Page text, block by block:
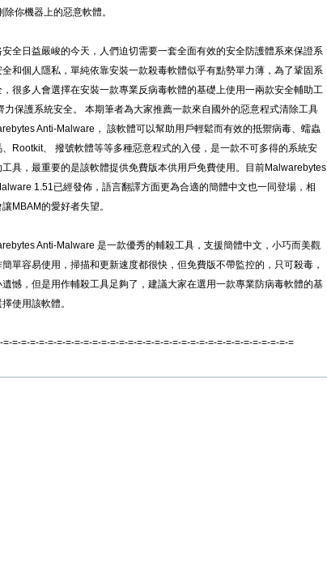
除你機器上的惡意軟體。
安全日益嚴峻的今天，人們迫切需要一套全面有效的安全防護體系來保證系
全和個人隱私，單純依靠安裝一款殺毒軟體似乎有點勢單力薄，為了鞏固系
，很多人會選擇在安裝一款專業反病毒軟體的基礎上使用一兩款安全輔助工
力保護系統安全。 本期筆者為大家推薦一款來自國外的惡意程式清除工具
Anti-Malware， 該軟體可以幫助用戶輕鬆而有效的抵禦病毒、蠕蟲
、Rootkit、 撥號軟體等等多種惡意程式的入侵，是一款不可多得的系統安
工具，最重要的是該軟體提供免費版本供用戶免費使用。目前Malwarebytes
1.51已經發佈，語言翻譯方面更為合適的簡體中文也一同登場，相
MBAM的愛好者失望。
Anti-Malware 是一款優秀的輔殺工具，支援簡體中文，小巧而美觀
簡單容易使用，掃描和更新速度都很快，但免費版不帶監控的，只可殺毒，
遺憾，但是用作輔殺工具足夠了，建議大家在選用一款專業防病毒軟體的基
使用該軟體。
=-=-=-=-=-=-=-=-=-=-=-=-=-=-=-=-=-=-=-=-=-=-=-=-=-=-=-=-=-=-=-=-=